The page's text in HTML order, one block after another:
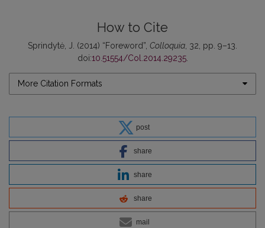
How to Cite
Sprindytė, J. (2014) “Foreword”, Colloquia , 32, pp. 9–13.
doi:10.51554/Col.2014.29235.
More Citation Formats
post
share
share
share
mail